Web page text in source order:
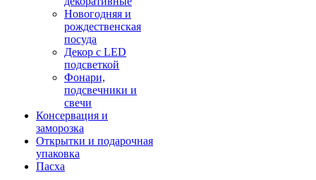
Новогодняя и
рождественская
посуда
Декор с LED
подсветкой
Фонари,
подсвечники и
свечи
Консервация и
заморозка
Открытки и подарочная
упаковка
Пасха